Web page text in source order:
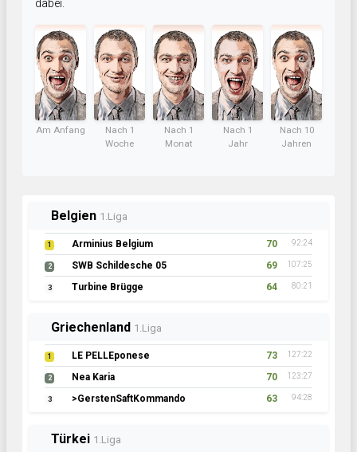
dabei.
Am Anfang
Nach 1
Woche
Nach 1
Monat
Nach 1
Jahr
Nach 10
Jahren
Belgien 1.Liga
1 Arminius Belgium 70 92:24
2 SWB Schildesche 05 69 107:25
3 Turbine Brügge 64 80:21
Griechenland 1.Liga
1 LE PELLEponese 73 127:22
2 Nea Karia 70 123:27
3 >GerstenSaftKommando 63 94:28
Türkei 1.Liga